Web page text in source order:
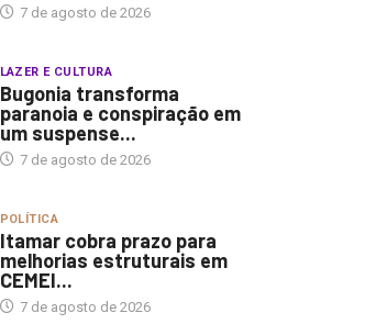
7 de agosto de 2026
LAZER E CULTURA
Bugonia transforma
paranoia e conspiração em
um suspense...
7 de agosto de 2026
POLÍTICA
Itamar cobra prazo para
melhorias estruturais em
CEMEI...
7 de agosto de 2026